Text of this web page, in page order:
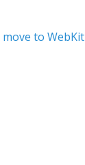
to WebKit